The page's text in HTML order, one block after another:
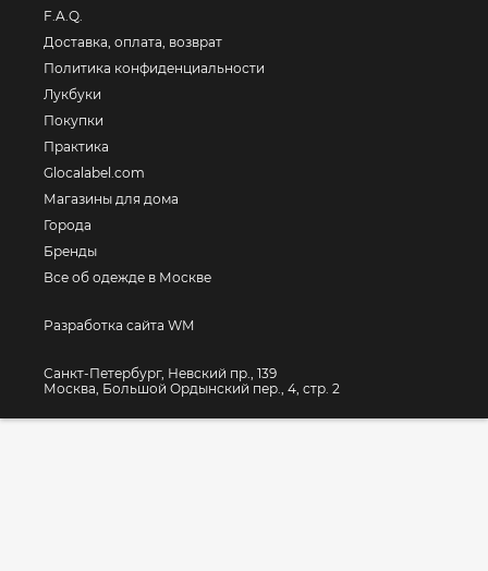
F.A.Q.
Доставка, оплата, возврат
Политика конфиденциальности
Лукбуки
Покупки
Практика
Glocalabel.com
Магазины для дома
Города
Бренды
Все об одежде в Москве
Разработка сайта WM
Санкт-Петербург, Невский пр., 139
Москва, Большой Ордынский пер., 4, стр. 2